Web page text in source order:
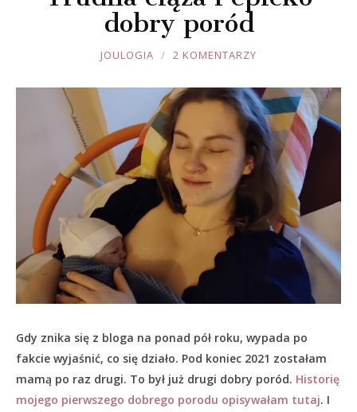
dobry poród
JOULE
JOULOGIA 2 KOMENTARZY
Gdy znika się z bloga na ponad pół roku, wypada po
fakcie wyjaśnić, co się działo. Pod koniec 2021 zostałam
mamą po raz drugi. To był już drugi dobry poród. Historię
mojego pierwszego dobrego porodu opisywałam tutaj. I